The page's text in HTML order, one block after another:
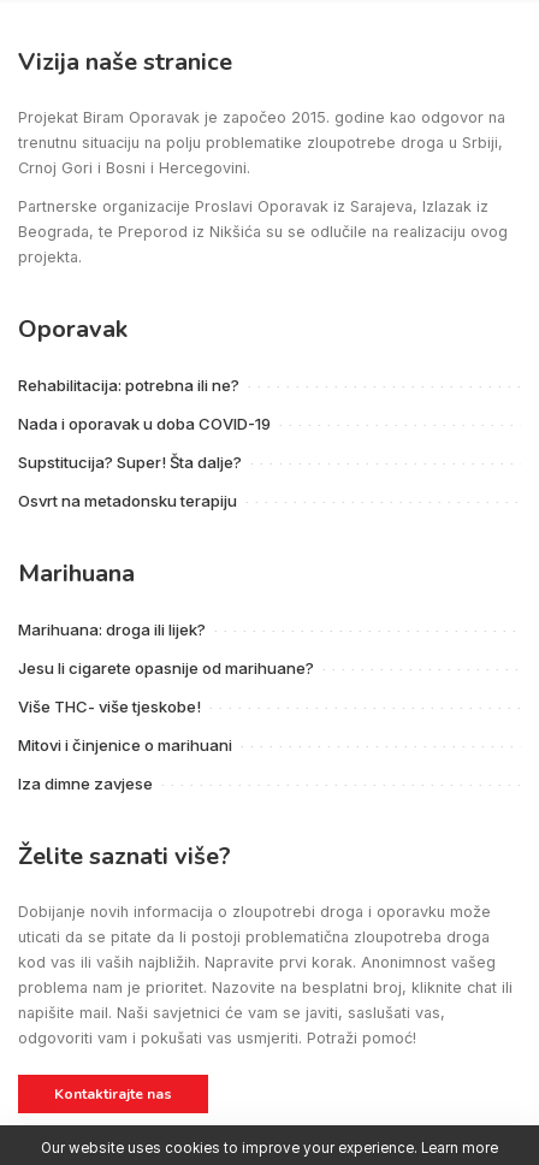
Vizija naše stranice
Projekat Biram Oporavak je započeo 2015. godine kao odgovor na
trenutnu situaciju na polju problematike zloupotrebe droga u Srbiji,
Crnoj Gori i Bosni i Hercegovini.
Partnerske organizacije Proslavi Oporavak iz Sarajeva, Izlazak iz
Beograda, te Preporod iz Nikšića su se odlučile na realizaciju ovog
projekta.
Oporavak
Rehabilitacija: potrebna ili ne?
Nada i oporavak u doba COVID-19
Supstitucija? Super! Šta dalje?
Osvrt na metadonsku terapiju
Marihuana
Marihuana: droga ili lijek?
Jesu li cigarete opasnije od marihuane?
Više THC- više tjeskobe!
Mitovi i činjenice o marihuani
Iza dimne zavjese
Želite saznati više?
Dobijanje novih informacija o zloupotrebi droga i oporavku može
uticati da se pitate da li postoji problematična zloupotreba droga
kod vas ili vaših najbližih. Napravite prvi korak. Anonimnost vašeg
problema nam je prioritet. Nazovite na besplatni broj, kliknite chat ili
napišite mail. Naši savjetnici će vam se javiti, saslušati vas,
odgovoriti vam i pokušati vas usmjeriti. Potraži pomoć!
Kontaktirajte nas
Our website uses cookies to improve your experience. Learn more